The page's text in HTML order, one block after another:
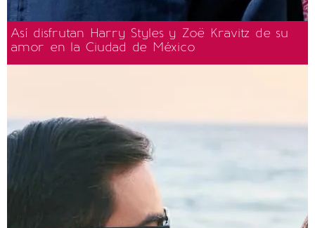
Así disfrutan Harry Styles y Zoë Kravitz de su
amor en la Ciudad de México